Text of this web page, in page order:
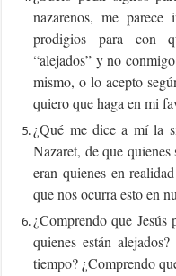
nazarenos, me
prodigios para con
“alejados” y no
mismo, o lo acepto
quiero que haga en mi
¿Qué me dice a mí la
Nazaret, de que quienes
eran quienes en
que nos ocurra esto en
¿Comprendo que Jesús
quienes están
tiempo? ¿Comprendo